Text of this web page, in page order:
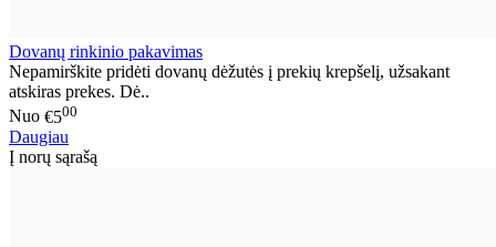
Dovanų rinkinio pakavimas
Nepamirškite pridėti dovanų dėžutės į prekių krepšelį, užsakant
atskiras prekes. Dė..
Nuo €500
Daugiau
Į norų sąrašą